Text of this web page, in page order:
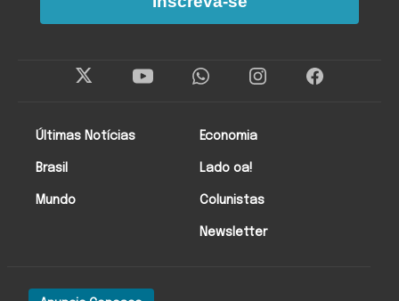
Últimas Notícias
Brasil
Mundo
Economia
Lado oa!
Colunistas
Newsletter